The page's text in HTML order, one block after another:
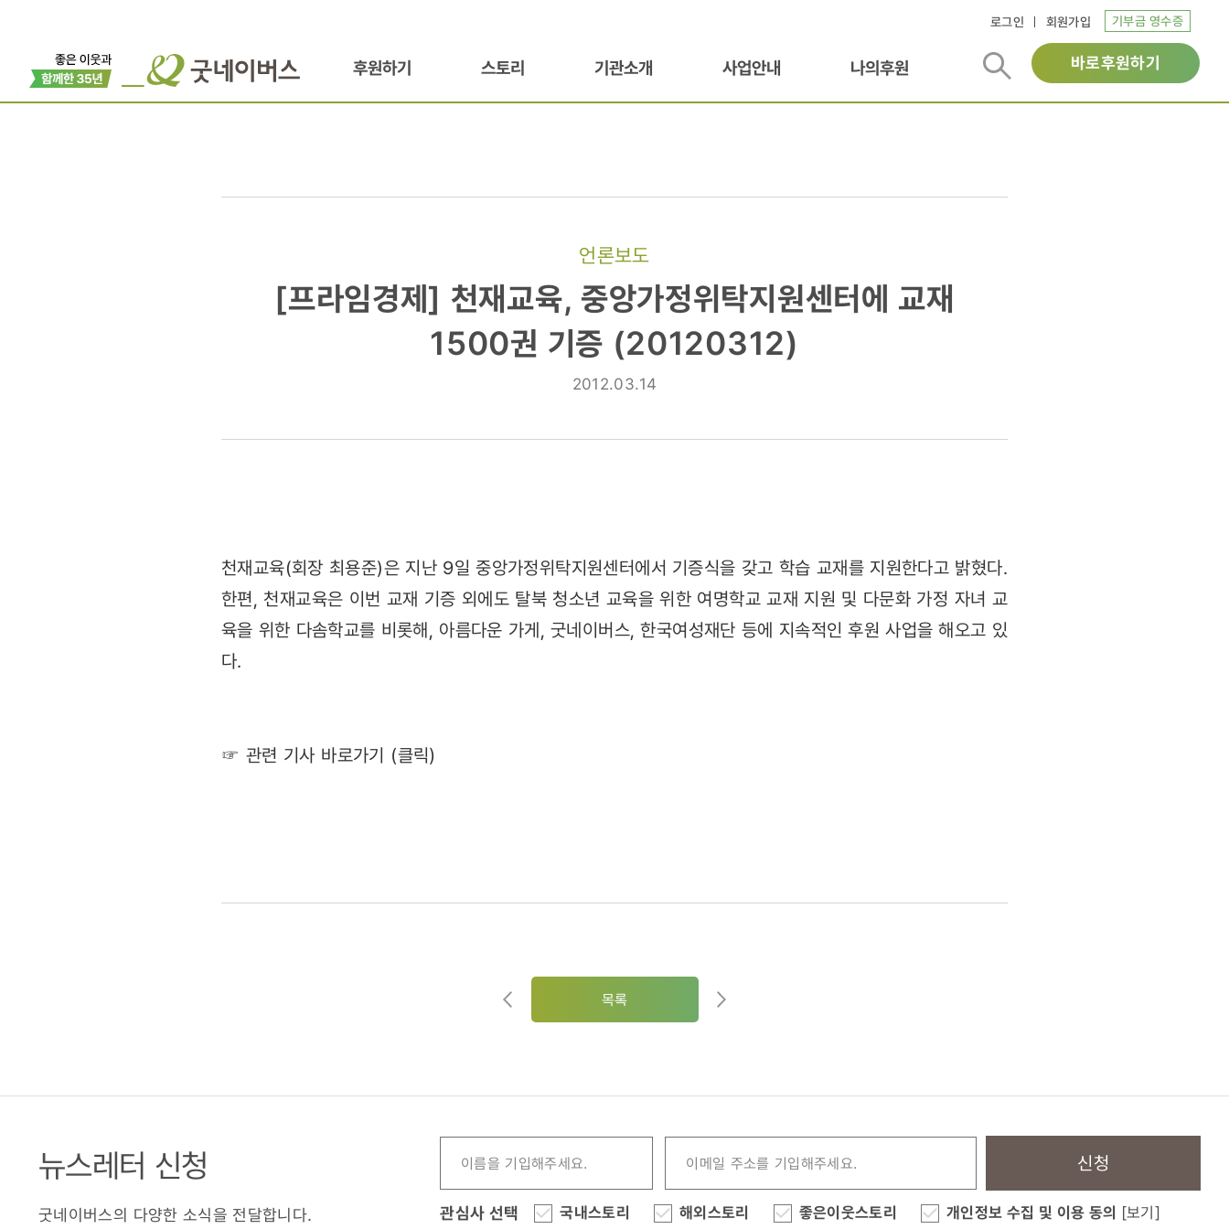
로그인 회원가입 기부금 영수증
후원하기 스토리 기관소개 사업안내 나의후원 바로후원하기
언론보도
[프라임경제]
교재
(20120312)
[프라임경제] 천재교육, 중앙가정위탁지원센터에 교재
1500권 기증 (20120312)
2012.03.14
천재교육(회장 최용준)은 지난 9일 중앙가정위탁지원센터에서 기증식을 갖고 학습 교재를 지원한다고 밝혔다.
한편, 천재교육은 이번 교재 기증 외에도 탈북 청소년 교육을 위한 여명학교 교재 지원 및 다문화 가정 자녀 교
육을 위한 다솜학교를 비롯해, 아름다운 가게, 굿네이버스, 한국여성재단 등에 지속적인 후원 사업을 해오고 있
다.
☞ 관련 기사 바로가기 (클릭)
목록
뉴스레터 신청
굿네이버스의 다양한 소식을 전달합니다.
신청
관심사 선택 국내스토리 해외스토리 좋은이웃스토리 개인정보 수집 및 이용 동의 [보기]